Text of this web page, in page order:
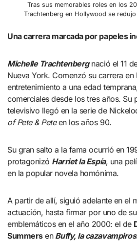
Tras sus memorables roles en los
Trachtenberg en Hollywood se
Una carrera marcada por papeles
Michelle Trachtenbergnació el 11
Nueva York. Comenzó su carrera en
entretenimiento a una edad
comerciales desde los tres años. Su
televisivo llegó en la serie de
of Pete & Peteen los años 90.
Su gran salto a la fama ocurrió en
protagonizó Harriet la Espía, una
en la popular novela homónima.
A partir de allí, siguió adelante en el
actuación, hasta firmar por uno de
emblemáticos en el año 2000: el de
SummersenBuffy, la cazavampiros